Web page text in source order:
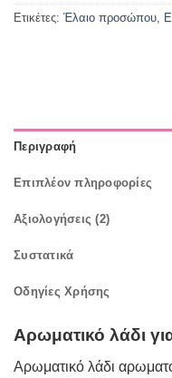
Ετικέτες: Έλαιο προσώπου
Περιγραφή
Επιπλέον πληροφορίες
Αξιολογήσεις (2)
Συστατικά
Οδηγίες Χρήσης
Αρωματικό λάδι
Αρωματικό λάδι